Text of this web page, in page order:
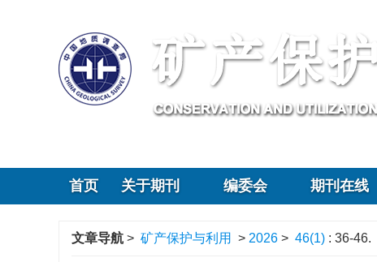
首页 关于期刊 编委会 期刊在线
文章导航 > 矿产保护与利用 > 2026 > 46(1) : 36-46.